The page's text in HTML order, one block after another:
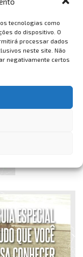
tecnologias como
do dispositivo. O
processar dados
neste site. Não
negativamente certos